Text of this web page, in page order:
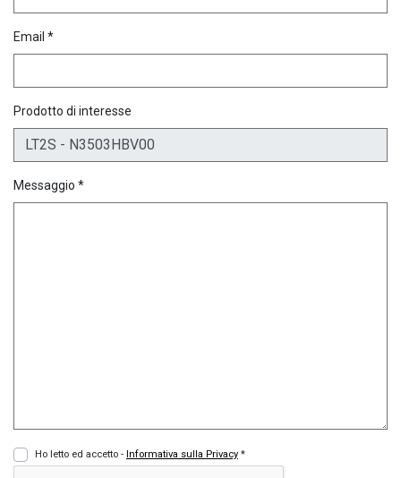
Email *
Prodotto di interesse
Messaggio *
Ho letto ed accetto - Informativa sulla Privacy *